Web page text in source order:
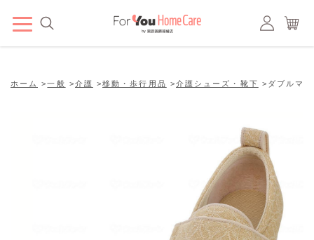
ホーム >一般 >介護 >移動・歩行用品 >介護シューズ・靴下 > ダブルマ